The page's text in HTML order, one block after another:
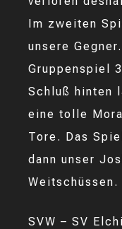
Im zweiten
unsere
Gruppenspiel
Schluß hinten
eine tolle
Tore. Das
dann unser
Weitschüssen.
SVW – SV